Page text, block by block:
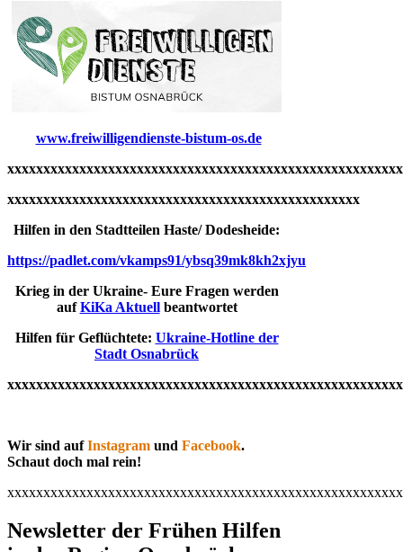
www.freiwilligendienste-bistum-os.de
xxxxxxxxxxxxxxxxxxxxxxxxxxxxxxxxxxxxxxxxxxxxxxxxx
Hilfen in den Stadtteilen Haste/ Dodesheide:
https://padlet.com/vkamps91/ybsq39mk8kh2xjyu
Krieg in der Ukraine- Eure Fragen werden
aufKiKa Aktuellbeantwortet
Hilfen für Geflüchtete: Ukraine-Hotline der
Stadt Osnabrück
Wir sind aufInstagram und Facebook.
Schaut doch mal rein!
Newsletter der Frühen Hilfen